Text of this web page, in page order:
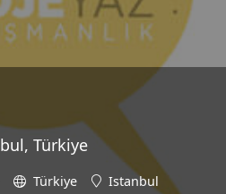
Türkiye
Türkiye Istanbul